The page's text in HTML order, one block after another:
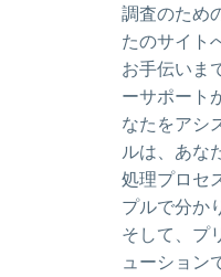
調査のため
たのサイト
お手伝いま
ーサポート
なたをアシ
ルは、あな
処理プロセ
プルで分か
そして、プ
ューション